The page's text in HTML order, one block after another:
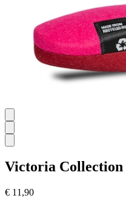
Victoria Collection
€ 11,90